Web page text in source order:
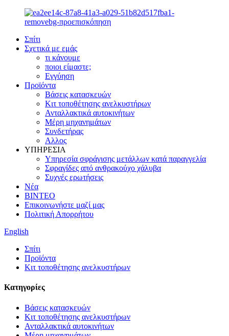
Σπίτι
Σχετικά με εμάς
τι κάνουμε
ποιοι είμαστε;
Εγγύηση
Προϊόντα
Βάσεις κατασκευών
Κιτ τοποθέτησης ανελκυστήρων
Ανταλλακτικά αυτοκινήτων
Μέρη μηχανημάτων
Συνδετήρας
Αλλος
ΥΠΗΡΕΣΙΑ
Υπηρεσία σφράγισης μετάλλων κατά παραγγελία
Σφραγίδες από ανθρακούχο χάλυβα
Συχνές ερωτήσεις
Νέα
ΒΙΝΤΕΟ
Επικοινωνήστε μαζί μας
Πολιτική Απορρήτου
English
Σπίτι
Προϊόντα
Κιτ τοποθέτησης ανελκυστήρων
Κατηγορίες
Βάσεις κατασκευών
Κιτ τοποθέτησης ανελκυστήρων
Ανταλλακτικά αυτοκινήτων